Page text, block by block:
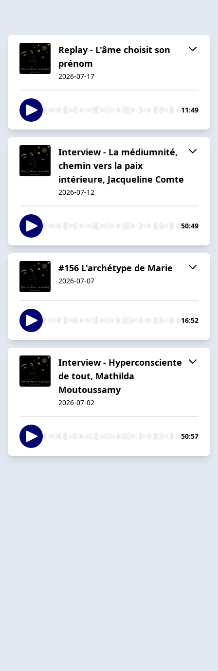
Replay - L'âme choisit son
prénom
2026-07-17
11:49
Interview - La médiumnité,
chemin vers la paix
intérieure, Jacqueline Comte
2026-07-12
50:49
#156 L'archétype de Marie
2026-07-07
16:52
Interview - Hyperconsciente
de tout, Mathilda
Moutoussamy
2026-07-02
50:57